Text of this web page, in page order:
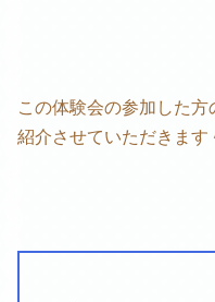
この体験会の参加した方
紹介させていただきます